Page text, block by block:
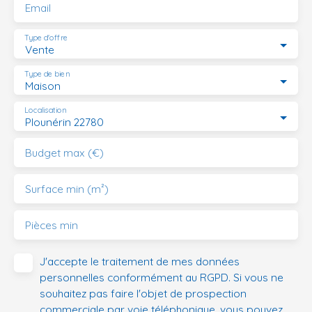
Email
Vente
Type d'offre
Maison
Type de bien
Plounérin 22780
Localisation
Budget max (€)
Surface min (m²)
Pièces min
J'accepte le traitement de mes données
personnelles conformément au RGPD. Si vous ne
souhaitez pas faire l'objet de prospection